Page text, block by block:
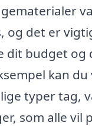
og det er
dit budget og
kan
typer tag,
som alle vil